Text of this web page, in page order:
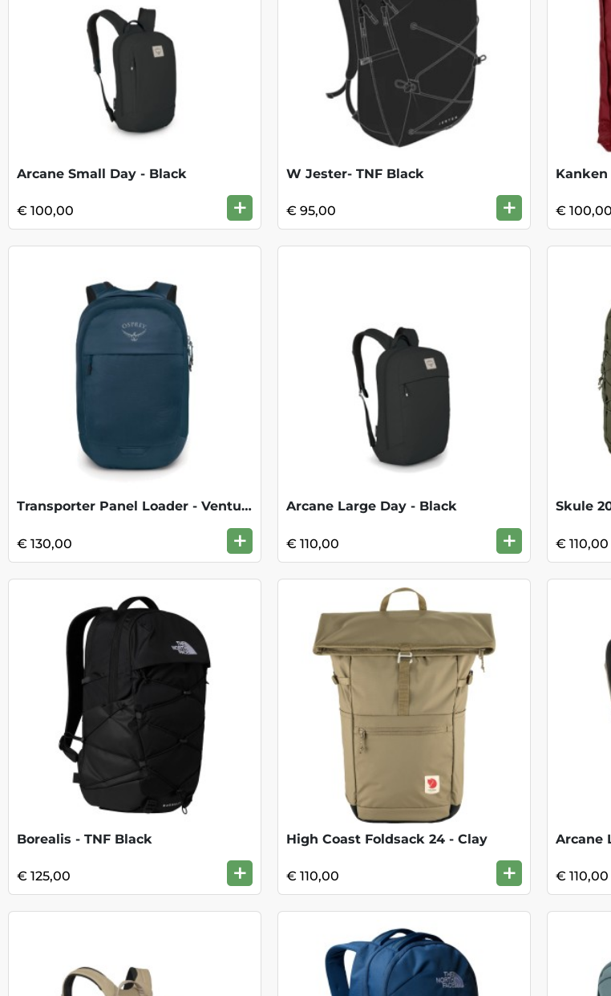
Arcane Small Day - Black
€ 100,00 +
W Jester- TNF Black
€ 95,00 +
Kanken
€ 100,00
Transporter Panel Loader - Venturi Blue
€ 130,00 +
Arcane Large Day - Black
€ 110,00 +
Skule
€ 110,00
Borealis - TNF Black
€ 125,00 +
High Coast Foldsack 24 - Clay
€ 110,00 +
Arcane
€ 110,00